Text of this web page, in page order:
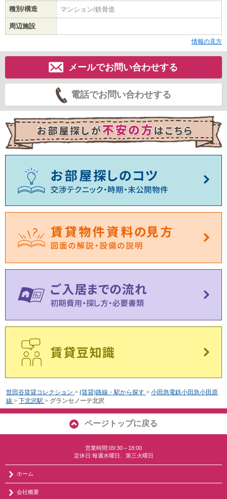
種別/構造 マンション/鉄骨造
周辺施設
情報の見方
メールでお問い合わせする
電話でお問い合わせする
世田谷賃貸コレクション > (賃貸)路線・駅から探す > 小田急電鉄小田急小田原
線 > 下北沢駅 > グランセノーテ北沢
ページトップに戻る
営業時間:09:30～18:00
定休日:毎週水曜日、第三火曜日
ホーム
会社概要